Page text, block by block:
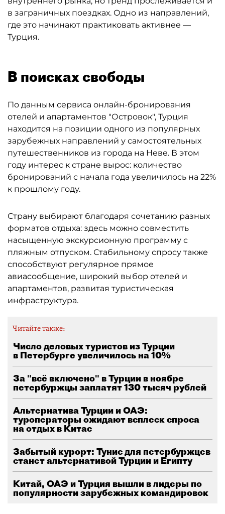
в заграничных поездках. Одно из направлений,
где это начинают практиковать активнее —
Турция.
В поисках свободы
По данным сервиса онлайн-бронирования
отелей и апартаментов "Островок", Турция
находится на позиции одного из популярных
зарубежных направлений у самостоятельных
путешественников из города на Неве. В этом
году интерес к стране вырос: количество
бронирований с начала года увеличилось на 22%
к прошлому году.
Страну выбирают благодаря сочетанию разных
форматов отдыха: здесь можно совместить
насыщенную экскурсионную программу с
пляжным отпуском. Стабильному спросу также
способствуют регулярное прямое
авиасообщение, широкий выбор отелей и
апартаментов, развитая туристическая
инфраструктура.
Читайте также:
Число деловых туристов из Турции
в Петербурге увеличилось на 10%
За "всё включено" в Турции в ноябре
петербуржцы заплатят 130 тысяч рублей
Альтернатива Турции и ОАЭ:
туроператоры ожидают всплеск спроса
на отдых в Китае
Забытый курорт: Тунис для петербуржцев
станет альтернативой Турции и Египту
Китай, ОАЭ и Турция вышли в лидеры по
популярности зарубежных командировок